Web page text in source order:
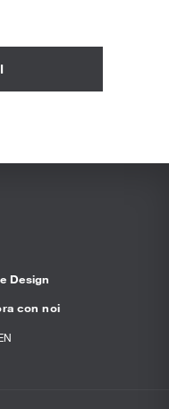
Design
con noi